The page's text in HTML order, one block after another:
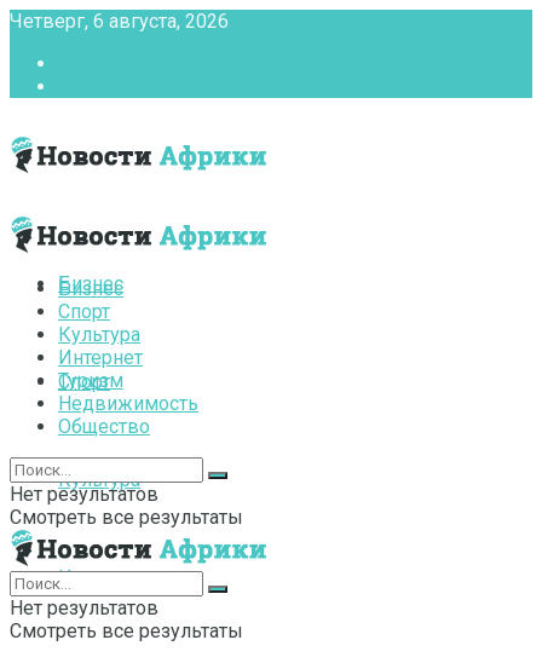
Четверг, 6 августа, 2026
Бизнес
Спорт
Культура
Интернет
Бизнес
Спорт
Культура
Интернет
Туризм
Недвижимость
Общество
Нет результатов
Смотреть все результаты
Нет результатов
Смотреть все результаты